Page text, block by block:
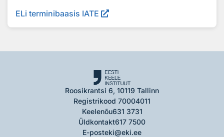
ELi terminibaasis IATE
Roosikrantsi 6, 10119 Tallinn
Registrikood 70004011
Keelenõu631 3731
Üldkontakt617 7500
E-posteki@eki.ee